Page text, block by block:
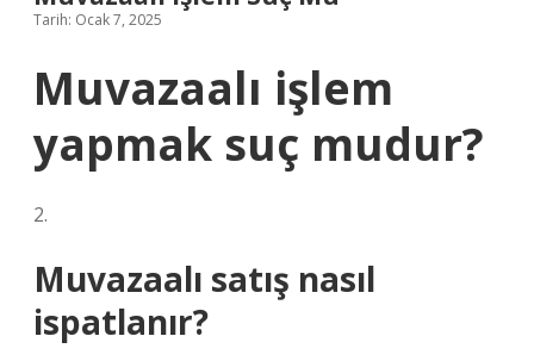
Tarih: Ocak 7, 2025
Muvazaalı işlem
yapmak suç mudur?
2.
Muvazaalı satış nasıl
ispatlanır?